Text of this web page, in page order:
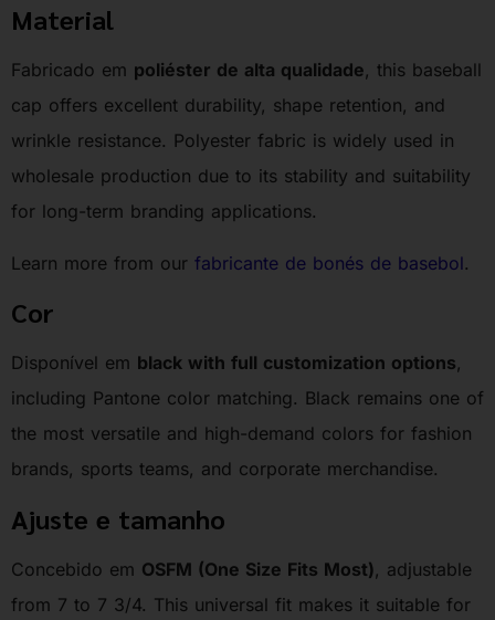
Material
Fabricado em poliéster de alta qualidade, this baseball
cap offers excellent durability, shape retention, and
wrinkle resistance. Polyester fabric is widely used in
wholesale production due to its stability and suitability
for long-term branding applications.
Learn more from our fabricante de bonés de basebol.
Cor
Disponível em black with full customization options,
including Pantone color matching. Black remains one of
the most versatile and high-demand colors for fashion
brands, sports teams, and corporate merchandise.
Ajuste e tamanho
Concebido em OSFM (One Size Fits Most), adjustable
from 7 to 7 3/4. This universal fit makes it suitable for